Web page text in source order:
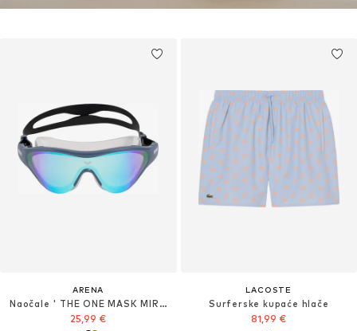
ARENA
Naočale ' THE ONE MASK MIRROR'
25,99 €
LACOSTE
Surferske kupaće hlače
81,99 €